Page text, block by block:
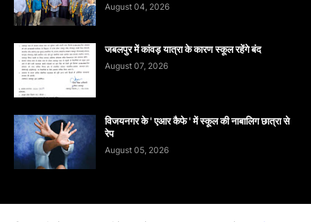
August 04, 2026
जबलपुर में कांवड़ यात्रा के कारण स्कूल रहेंगे बंद
August 07, 2026
विजयनगर के ' एआर कैफे ' में स्कूल की नाबालिग छात्रा से
रेप
August 05, 2026